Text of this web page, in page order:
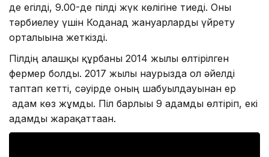
де егілді, 9.00-де пілді жүк көлігіне тиеді. Оны
тәрбиелеу үшін Коданад жануарларды үйрету
орталығына жеткізді.
Пілдің алғашқы құрбаны 2014 жылы өлтірілген
фермер болды. 2017 жылғы наурызда ол әйелді
таптап кетті, сәуірде оның шабуылдауынан ер
адам көз жұмды. Піл барлығы 9 адамды өлтіріп, екі
адамды жарақаттаған.